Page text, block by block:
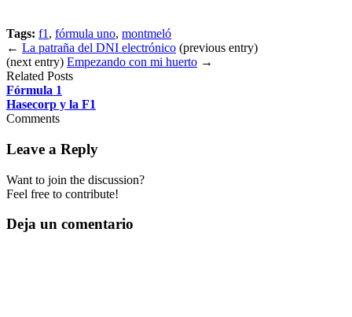
Tags: f1 , fórmula uno, montmeló
← La patraña del DNI electrónico (previous entry)
(next entry) Empezando con mi huerto →
Related Posts
Fórmula 1
Hasecorp y la F1
Comments
Leave a Reply
Want to join the discussion?
Feel free to contribute!
Deja un comentario